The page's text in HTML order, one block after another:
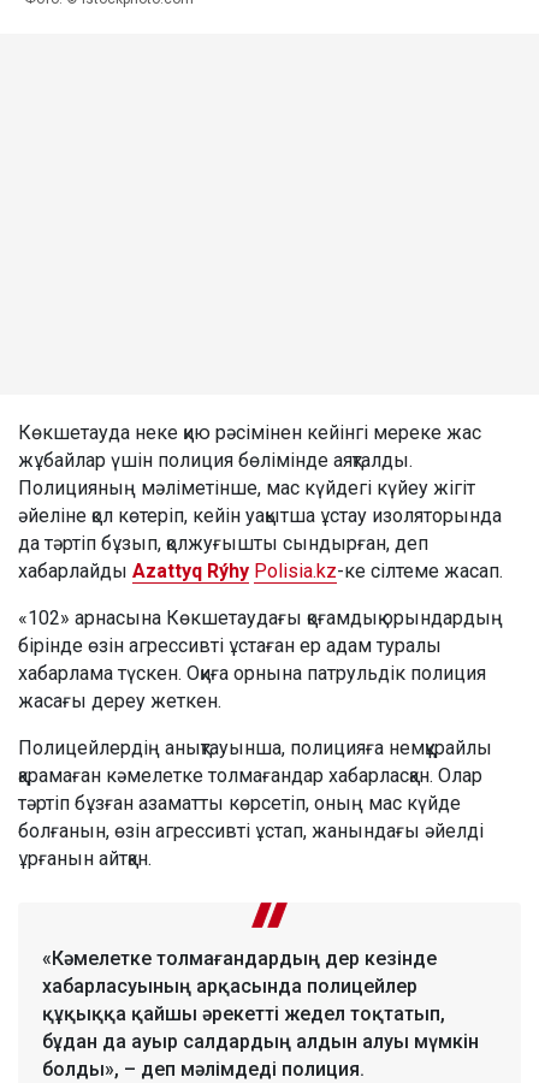
Көкшетауда неке қию рәсімінен кейінгі мереке жас
жұбайлар үшін полиция бөлімінде аяқталды.
Полицияның мәліметінше, мас күйдегі күйеу жігіт
әйеліне қол көтеріп, кейін уақытша ұстау изоляторында
да тәртіп бұзып, қолжуғышты сындырған, деп
хабарлайды Azattyq Rýhy Polisia.kz-ке сілтеме жасап.
«102» арнасына Көкшетаудағы қоғамдық орындардың
бірінде өзін агрессивті ұстаған ер адам туралы
хабарлама түскен. Оқиға орнына патрульдік полиция
жасағы дереу жеткен.
Полицейлердің анықтауынша, полицияға немқұрайлы
қарамаған кәмелетке толмағандар хабарласқан. Олар
тәртіп бұзған азаматты көрсетіп, оның мас күйде
болғанын, өзін агрессивті ұстап, жанындағы әйелді
ұрғанын айтқан.
«Кәмелетке толмағандардың дер кезінде
хабарласуының арқасында полицейлер
құқыққа қайшы әрекетті жедел тоқтатып,
бұдан да ауыр салдардың алдын алуы мүмкін
болды», – деп мәлімдеді полиция.